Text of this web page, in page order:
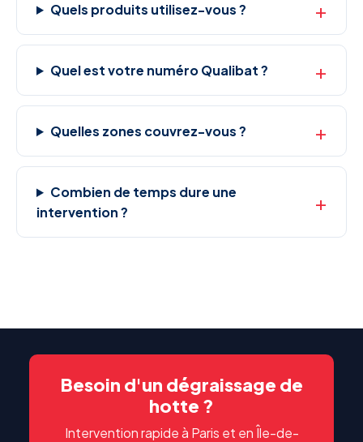
Quels produits utilisez-vous ?
Quel est votre numéro Qualibat ?
Quelles zones couvrez-vous ?
Combien de temps dure une
intervention ?
Besoin d'un dégraissage de
hotte ?
Intervention rapide à Paris et en Île-de-